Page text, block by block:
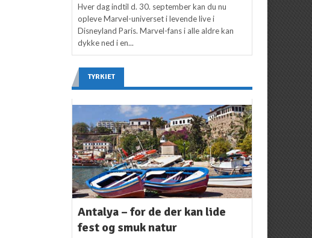
Hver dag indtil d. 30. september kan du nu
opleve Marvel-universet i levende live i
Disneyland Paris. Marvel-fans i alle aldre kan
dykke ned i en...
TYRKIET
Antalya – for de der kan lide
fest og smuk natur